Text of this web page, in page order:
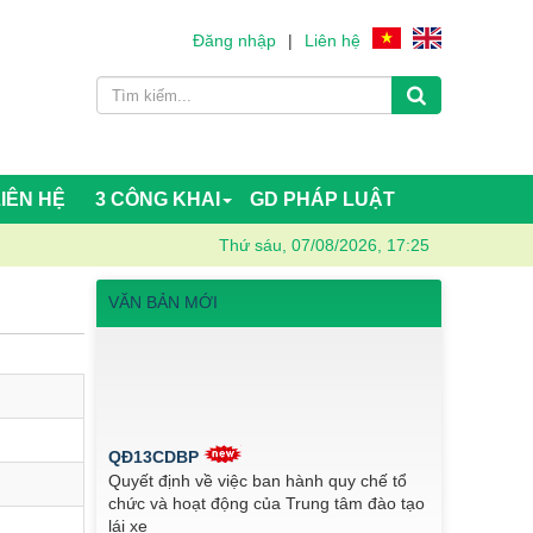
Đăng nhập | Liên hệ
HỆ 3 CÔNG KHAI GD PHÁP LUẬT
Thứ sáu, 07/08/2026, 17:25
VĂN BẢN MỚI
Quyết định về việc ban hành quy chế tổ
chức và hoạt động của Trung tâm đào tạo
lái xe